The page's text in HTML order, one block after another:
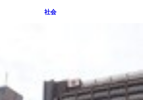
社会